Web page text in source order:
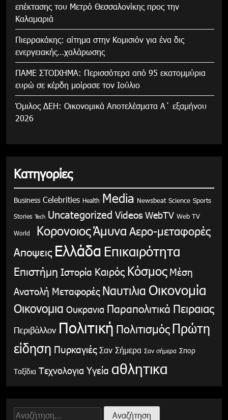
επέκτασης του Μετρό Θεσσαλονίκης προς την
Καλαμαριά
Πιερρακάκης: αίτημα στην Κομισιόν για ένα δις
ενεργειακής…χαλάρωσης
ΠΑΜΕ ΣΤΟΙΧΗΜΑ: Περισσότερα από 95 εκατομμύρια
ευρώ σε κέρδη μοίρασε τον Ιούλιο
Όμιλος ΔΕΗ: Οικονομικά Αποτελέσματα Α΄ εξαμήνου
2026
Κατηγορίες
Business Celebrities Health Media Newsbeat Science Sports
Stories Tech Uncategorized Videos WebTV Web TV
World ΚορονοιοςΆμυνα Αερο-μεταφορές
Αποψεις Ελλάδα Επικαιρότητα
Επιστήμη Ιστορία Καιρός Κόσμος Μέση
Ανατολή Μεταφορές Ναυτιλια Οικονομία
Οικονομια Ουκρανια Παραπολιτικά Πειραιας
Περιβάλλον Πολιτική Πολιτισμός Πρώτη
είδηση Πυρκαγιές Σαν Σήμερα Σαν σήμερα Σπορ
Ταξίδια Τεχνολογια Υγεία αθλητικα
Αναζήτηση